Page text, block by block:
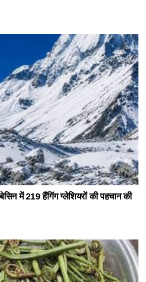
में 219 हैंगिंग ग्लेशियरों की पहचान की